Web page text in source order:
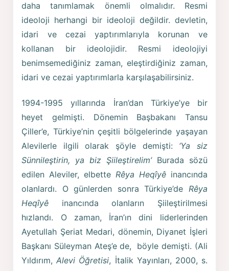
daha tanımlamak önemli olmalıdır. Resmi
ideoloji herhangi bir ideoloji değildir. devletin,
idari ve cezai yaptırımlarıyla korunan ve
kollanan bir ideolojidir. Resmi ideolojiyi
benimsemediğiniz zaman, eleştirdiğiniz zaman,
idari ve cezai yaptırımlarla karşılaşabilirsiniz.
1994-1995 yıllarında İran’dan Türkiye’ye bir
heyet gelmişti. Dönemin Başbakanı Tansu
Çiller’e, Türkiye’nin çeşitli bölgelerinde yaşayan
Alevilerle ilgili olarak şöyle demişti: ‘Ya siz
Sünnileştirin, ya biz Şiileştirelim’ Burada sözü
edilen Aleviler, elbette Rêya Heqîyêinancında
olanlardı. O günlerden sonra Türkiye’de Rêya
Heqîyê inancında olanların Şiileştirilmesi
hızlandı. O zaman, İran’ın dini liderlerinden
Ayetullah Şeriat Medari, dönemin, Diyanet İşleri
Başkanı Süleyman Ateş’e de, böyle demişti. (Ali
Yıldırım,Alevi Öğretisi, İtalik Yayınları, 2000, s.